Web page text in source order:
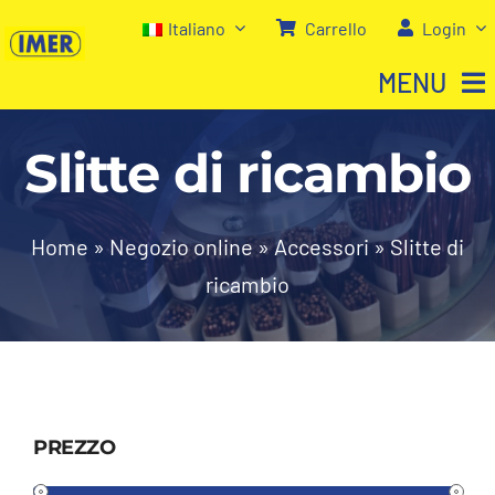
al
Italiano Carrello Login
MENU
Home
Negozio
Chi siamo
Contatti
Slitte di ricambio
Home »Negozio online»Accessori»Slitte di
ricambio
PREZZO